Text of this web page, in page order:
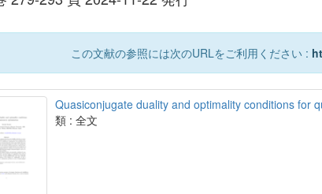
この文献の参照には次のURLをご利用ください :
Quasiconjugate duality and optimality conditions for
類 : 全文